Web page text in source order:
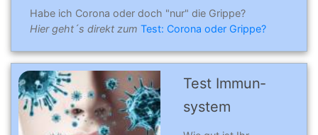
Habe ich Corona oder doch "nur" die Grippe?
Hier geht´s direkt zum Test: Corona oder Grippe?
Test Immun­
system